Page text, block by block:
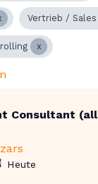
Vertrieb / Sales
Consultant (all
Heute